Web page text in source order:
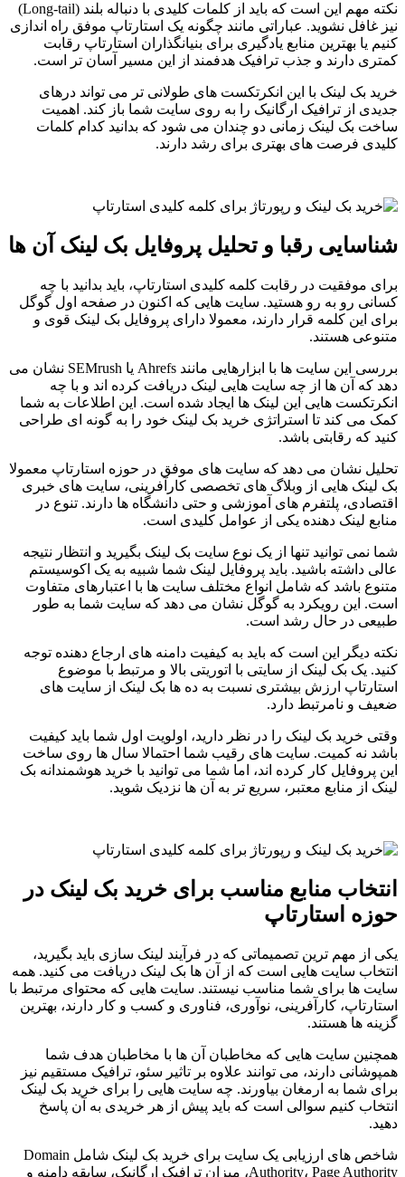
نکته مهم این است که باید از کلمات کلیدی با دنباله بلند (Long-tail)
نیز غافل نشوید. عباراتی مانند چگونه یک استارتاپ موفق راه اندازی
کنیم یا بهترین منابع یادگیری برای بنیانگذاران استارتاپ رقابت
کمتری دارند و جذب ترافیک هدفمند از این مسیر آسان تر است.
خرید بک لینک با این انکرتکست های طولانی تر می تواند درهای
جدیدی از ترافیک ارگانیک را به روی سایت شما باز کند. اهمیت
ساخت بک لینک زمانی دو چندان می شود که بدانید کدام کلمات
کلیدی فرصت های بهتری برای رشد دارند.
شناسایی رقبا و تحلیل پروفایل بک لینک آن ها
برای موفقیت در رقابت کلمه کلیدی استارتاپ، باید بدانید با چه
کسانی رو به رو هستید. سایت هایی که اکنون در صفحه اول گوگل
برای این کلمه قرار دارند، معمولا دارای پروفایل بک لینک قوی و
متنوعی هستند.
بررسی این سایت ها با ابزارهایی مانند Ahrefs یا SEMrush نشان می
دهد که آن ها از چه سایت هایی لینک دریافت کرده اند و با چه
انکرتکست هایی این لینک ها ایجاد شده است. این اطلاعات به شما
کمک می کند تا استراتژی خرید بک لینک خود را به گونه ای طراحی
کنید که رقابتی باشد.
تحلیل نشان می دهد که سایت های موفق در حوزه استارتاپ معمولا
بک لینک هایی از وبلاگ های تخصصی کارآفرینی، سایت های خبری
اقتصادی، پلتفرم های آموزشی و حتی دانشگاه ها دارند. تنوع در
منابع لینک دهنده یکی از عوامل کلیدی است.
شما نمی توانید تنها از یک نوع سایت بک لینک بگیرید و انتظار نتیجه
عالی داشته باشید. باید پروفایل لینک شما شبیه به یک اکوسیستم
متنوع باشد که شامل انواع مختلف سایت ها با اعتبارهای متفاوت
است. این رویکرد به گوگل نشان می دهد که سایت شما به طور
طبیعی در حال رشد است.
نکته دیگر این است که باید به کیفیت دامنه های ارجاع دهنده توجه
کنید. یک بک لینک از سایتی با اتوریتی بالا و مرتبط با موضوع
استارتاپ ارزش بیشتری نسبت به ده ها بک لینک از سایت های
ضعیف و نامرتبط دارد.
وقتی خرید بک لینک را در نظر دارید، اولویت اول شما باید کیفیت
باشد نه کمیت. سایت های رقیب شما احتمالا سال ها روی ساخت
این پروفایل کار کرده اند، اما شما می توانید با خرید هوشمندانه بک
لینک از منابع معتبر، سریع تر به آن ها نزدیک شوید.
انتخاب منابع مناسب برای خرید بک لینک در
حوزه استارتاپ
یکی از مهم ترین تصمیماتی که در فرآیند لینک سازی باید بگیرید،
انتخاب سایت هایی است که از آن ها بک لینک دریافت می کنید. همه
سایت ها برای شما مناسب نیستند. سایت هایی که محتوای مرتبط با
استارتاپ، کارآفرینی، نوآوری، فناوری و کسب و کار دارند، بهترین
گزینه ها هستند.
همچنین سایت هایی که مخاطبان آن ها با مخاطبان هدف شما
همپوشانی دارند، می توانند علاوه بر تاثیر سئو، ترافیک مستقیم نیز
برای شما به ارمغان بیاورند. چه سایت هایی را برای خرید بک لینک
انتخاب کنیم سوالی است که باید پیش از هر خریدی به آن پاسخ
دهید.
شاخص های ارزیابی یک سایت برای خرید بک لینک شامل Domain
Authority، Page Authority، میزان ترافیک ارگانیک، سابقه دامنه و